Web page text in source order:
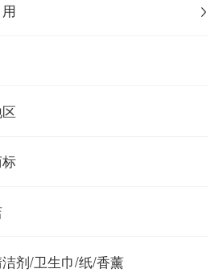
剂/卫生巾/纸/香薰